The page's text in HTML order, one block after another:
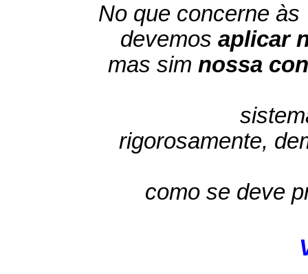
No que concerne às
devemos aplicar
mas sim nossa
rigorosamente,
como se deve